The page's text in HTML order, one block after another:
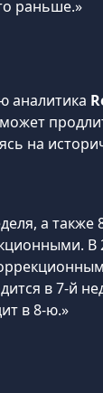
раньше.»
аналитика
на
а также
В
в 7-й
в 8-ю.»